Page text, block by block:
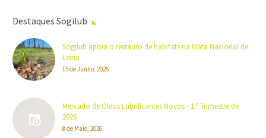
Destaques Sogilub
Sogilub apoia o restauro de habitats na Mata Nacional de
Leiria
15 de Junho, 2026
Mercado de Óleos Lubrificantes Novos - 1.º Trimestre de
2026
8 de Maio, 2026